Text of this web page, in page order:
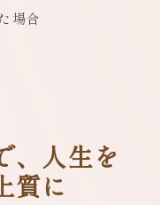
場合
、人生を
質に